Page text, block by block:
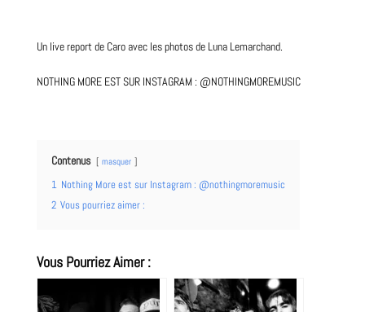
Un livereportde Caro avec les photos de Luna Lemarchand.
NOTHING MORE EST SUR INSTAGRAM : @NOTHINGMOREMUSIC
Contenus masquer
1 Nothing More est sur Instagram : @nothingmoremusic
2 Vous pourriez aimer :
Vous Pourriez Aimer :